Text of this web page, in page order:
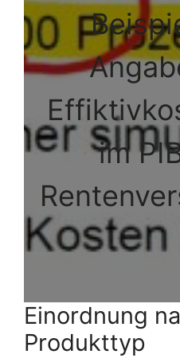
im
Einordnung
Produkttyp